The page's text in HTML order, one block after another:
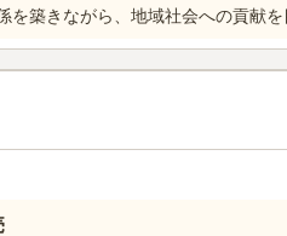
築きながら、地域社会への貢献を